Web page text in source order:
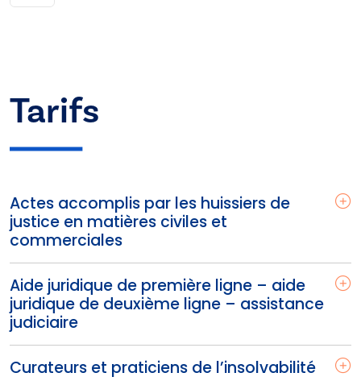
Tarifs
Actes accomplis par les huissiers de
justice en matières civiles et
commerciales
Aide juridique de première ligne – aide
juridique de deuxième ligne – assistance
judiciaire
Curateurs et praticiens de l’insolvabilité